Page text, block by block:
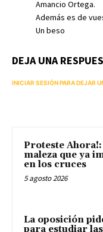
Amancio Ortega.
Además es de
Un beso
DEJA UNA
INICIAR SESIÓN PARA DEJAR
Proteste
maleza que ya
en los cruces
5 agosto 2026
La oposición
para estudiar